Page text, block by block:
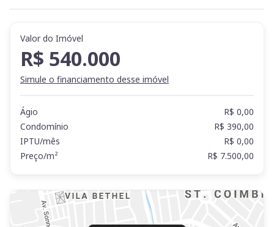
Valor do Imóvel
R$ 540.000
Simule o financiamento desse imóvel
Ágio
R$ 0,00
Condomínio
R$ 390,00
IPTU/mês
R$ 0,00
Preço/m²
R$ 7.500,00